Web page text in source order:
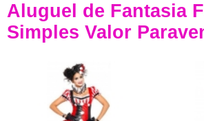
Aluguel de Fantasia
Simples Valor